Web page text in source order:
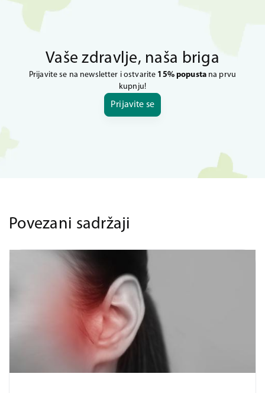
Vaše zdravlje, naša briga
Prijavite se na newsletter i ostvarite 15% popustana prvu
kupnju!
Prijavite se
Povezani sadržaji